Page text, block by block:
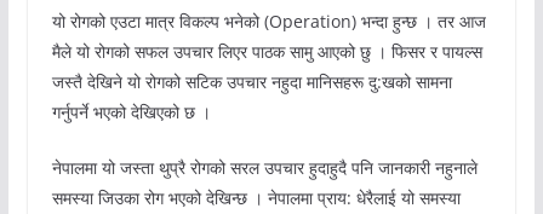
यो रोगको एउटा मात्र विकल्प भनेको (Operation) भन्दा हुन्छ । तर आज
मैले यो रोगको सफल उपचार लिएर पाठक सामु आएको छु । फिसर र पायल्स
जस्तै देखिने यो रोगको सटिक उपचार नहुदा मानिसहरू दु:खको सामना
गर्नुपर्ने भएको देखिएको छ ।
नेपालमा यो जस्ता थुप्रै रोगको सरल उपचार हुदाहुदै पनि जानकारी नहुनाले
समस्या जिउका रोग भएको देखिन्छ । नेपालमा प्राय: धेरैलाई यो समस्या